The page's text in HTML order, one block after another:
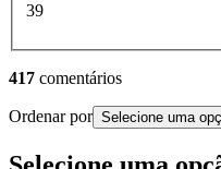
39
417 comentários
Ordenar por Selecione uma